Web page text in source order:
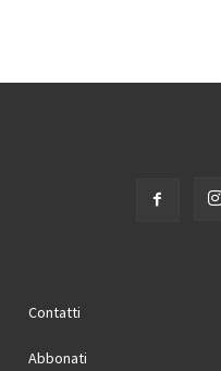
Contatti
Abbonati